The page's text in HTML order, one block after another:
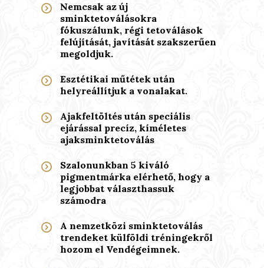
Nemcsak az új
sminktetoválásokra
fókuszálunk, régi tetoválások
felújítását, javítását szakszerűen
megoldjuk.
Esztétikai műtétek után
helyreállítjuk a vonalakat.
Ajakfeltöltés után speciális
ejárással precíz, kíméletes
ajaksminktetoválás
Szalonunkban 5 kiváló
pigmentmárka elérhető, hogy a
legjobbat választhassuk
számodra
A nemzetközi sminktetoválás
trendeket külföldi tréningekről
hozom el Vendégeimnek.